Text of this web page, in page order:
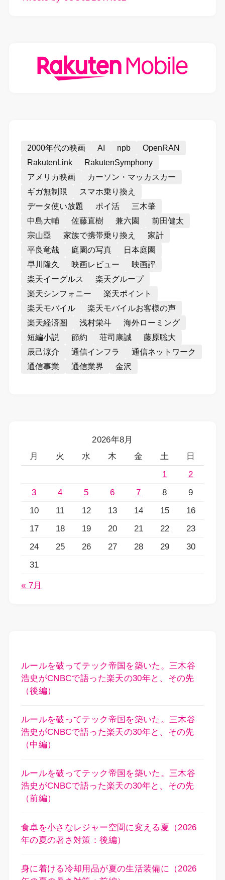
2000年代の映画 AI npb
OpenRAN
RakutenLink
RakutenSymphony
アメリカ映画
カーソン・マッカスカー
ギガ無制限
スマホ乗り換え
データ使い放題
ポイ活
三木肇
中島大輔
佐藤直樹 兼六園
前田健太
宗山塁
家族で携帯乗り換え
家計
平良竜哉
庭園の写真
日本庭園
早川隆久
映画レビュー
映画評
楽天イーグルス
楽天グループ
楽天シンフォニー
楽天ポイント
楽天モバイル
楽天モバイルお客様の声
楽天経済圏
浅村栄斗
海外ローミング
短編小説
節約 荘司康誠
藤原聡大
辰己涼介
通信インフラ
通信ネットワーク
通信事業
通信業界 金沢
2026年8月
月
火 水 木 金 土
日
1
2
3
4 5 6 7 8
9
10
11 12 13 14 15
16
17
18 19 20 21 22
23
24
25 26 27 28 29
30
31
« 7月
ルールを破ってテック帝国を築いた。三木谷
浩史がCNBCで語った楽天の30年と、その先
（後編）
ルールを破ってテック帝国を築いた。三木谷
浩史がCNBCで語った楽天の30年と、その先
（中編）
ルールを破ってテック帝国を築いた。三木谷
浩史がCNBCで語った楽天の30年と、その先
（前編）
食卓を小さなレジャー空間に変える夏（2026
年の夏の暑さ対策：後編）
身に着ける冷却用品が夏の生活装備に（2026